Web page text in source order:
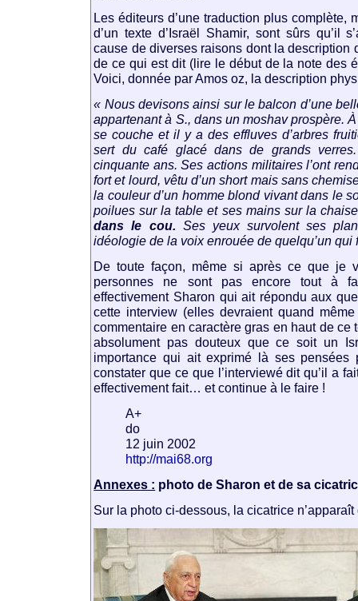
Les éditeurs d’une traduction plus complète,
d’un texte d’Israël Shamir, sont sûrs qu’il
cause de diverses raisons dont la description
de ce qui est dit (lire le début de la note des
Voici, donnée par Amos oz, la description
« Nous devisons ainsi sur le balcon d’une
appartenant à S., dans un moshav prospère.
se couche et il y a des effluves d’arbres
sert du café glacé dans de grands
cinquante ans. Ses actions militaires l’ont
fort et lourd, vêtu d’un short mais sans
la couleur d’un homme blond vivant dans le
poilues sur la table et ses mains sur la
dans le cou. Ses yeux survolent ses
idéologie de la voix enrouée de quelqu’un qui
De toute façon, même si après ce que je
personnes ne sont pas encore tout à
effectivement Sharon qui ait répondu aux
cette interview (elles devraient quand
commentaire en caractère gras en haut de ce
absolument pas douteux que ce soit un
importance qui ait exprimé là ses pensées
constater que ce que l’interviewé dit qu’il a
effectivement fait… et continue à le faire !
A+
do
12 juin 2002
http://mai68.org
Annexes : photo de Sharon et de sa
Sur la photo ci-dessous, la cicatrice